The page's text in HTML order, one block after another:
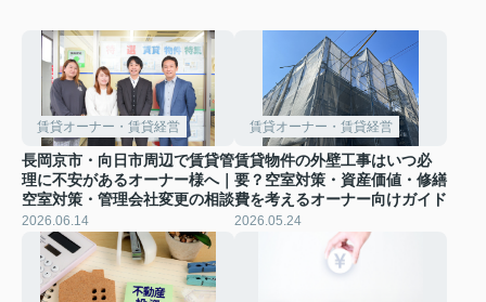
賃貸オーナー・賃貸経営
長岡京市・向日市周辺で賃貸管
理に不安があるオーナー様へ｜
空室対策・管理会社変更の相談
2026.06.14
賃貸オーナー・賃貸経営
賃貸物件の外壁工事はいつ必
要？空室対策・資産価値・修繕
費を考えるオーナー向けガイド
2026.05.24